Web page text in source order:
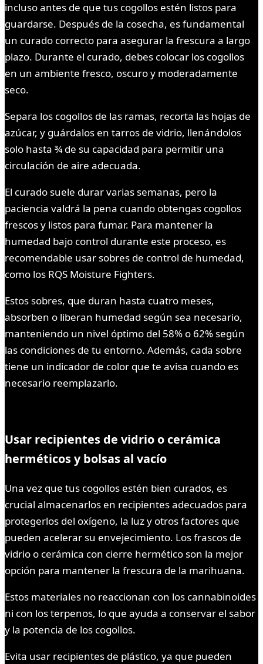
incluso antes de que tus cogollos estén listos para
guardarse. Después de la cosecha, es fundamental
un curado correcto para asegurar la frescura a largo
plazo. Durante el curado, debes colocar los cogollos
en un ambiente fresco, oscuro y moderadamente
seco.
Separa los cogollos de las ramas, recorta las hojas de
azúcar, y guárdalos en tarros de vidrio, llenándolos
solo hasta ¾ de su capacidad para permitir una
circulación de aire adecuada.
El curado suele durar varias semanas, pero la
paciencia valdrá la pena cuando obtengas cogollos
frescos y listos para fumar. Para mantener la
humedad bajo control durante este proceso, es
recomendable usar sobres de control de humedad,
como los RQS Moisture Fighters.
Estos sobres, que duran hasta cuatro meses,
absorben o liberan humedad según sea necesario,
manteniendo un nivel óptimo del 58% o 62% según
las condiciones de tu entorno. Además, cada sobre
tiene un indicador de color que te avisa cuando es
necesario reemplazarlo.
Usar recipientes de vidrio o cerámica
herméticos y bolsas al vacío
Una vez que tus cogollos estén bien curados, es
crucial almacenarlos en recipientes adecuados para
protegerlos del oxígeno, la luz y otros factores que
pueden acelerar su envejecimiento. Los frascos de
vidrio o cerámica con cierre hermético son la mejor
opción para mantener la frescura de la marihuana.
Estos materiales no reaccionan con los cannabinoides
ni con los terpenos, lo que ayuda a conservar el sabor
y la potencia de los cogollos.
Evita usar recipientes de plástico, ya que pueden